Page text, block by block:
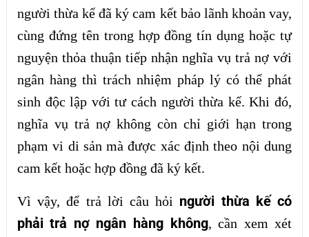
người thừa kế đã ký cam kết bảo lãnh khoản vay,
cùng đứng tên trong hợp đồng tín dụng hoặc tự
nguyện thỏa thuận tiếp nhận nghĩa vụ trả nợ với
ngân hàng thì trách nhiệm pháp lý có thể phát
sinh độc lập với tư cách người thừa kế. Khi đó,
nghĩa vụ trả nợ không còn chỉ giới hạn trong
phạm vi di sản mà được xác định theo nội dung
cam kết hoặc hợp đồng đã ký kết.
Vì vậy, để trả lời câu hỏi người thừa kế có
phải trả nợ ngân hàng không, cần xem xét